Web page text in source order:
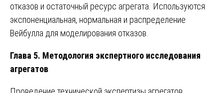
отказов и остаточный ресурс агрегата. Используются
экспоненциальная, нормальная и распределение
Вейбулла для моделирования отказов.
Глава 5. Методология экспертного исследования
агрегатов